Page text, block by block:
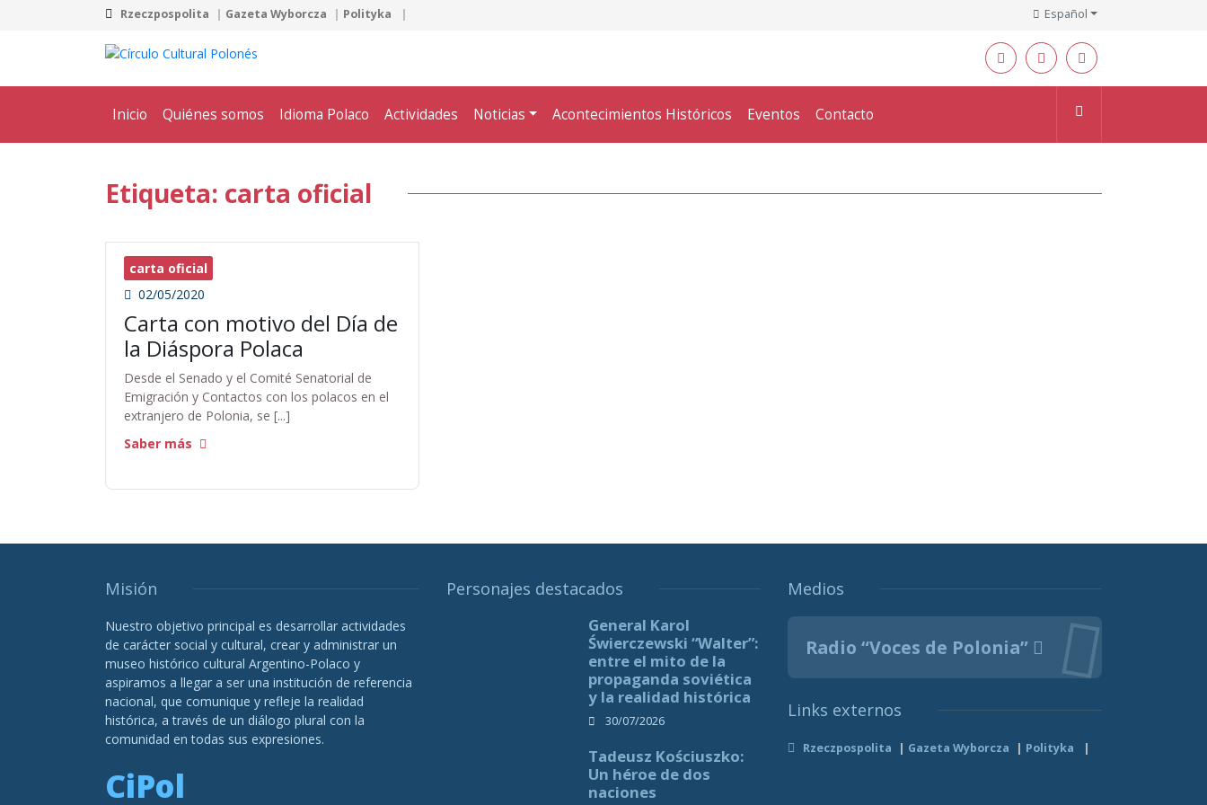
Rzeczpospolita Gazeta Wyborcza Polityka Español
Inicio Quiénes somos Idioma Polaco Actividades Noticias Acontecimientos Históricos Eventos Contacto
Etiqueta: carta oficial
carta oficial
02/05/2020
Carta con motivo del Día de
la Diáspora Polaca
Desde el Senado y el Comité Senatorial de
Emigración y Contactos con los polacos en el
extranjero de Polonia, se [...]
Saber más
Misión
Nuestro objetivo principal es desarrollar actividades
de carácter social y cultural, crear y administrar un
museo histórico cultural Argentino-Polaco y
aspiramos a llegar a ser una institución de referencia
nacional, que comunique y refleje la realidad
histórica, a través de un diálogo plural con la
comunidad en todas sus expresiones.
CiPol
Personajes destacados
General Karol
Świerczewski “Walter”:
entre el mito de la
propaganda soviética
y la realidad histórica
30/07/2026
Tadeusz Kościuszko:
Un héroe de dos
naciones
Medios
Radio “Voces de Polonia”
Links externos
Rzeczpospolita Gazeta Wyborcza Polityka